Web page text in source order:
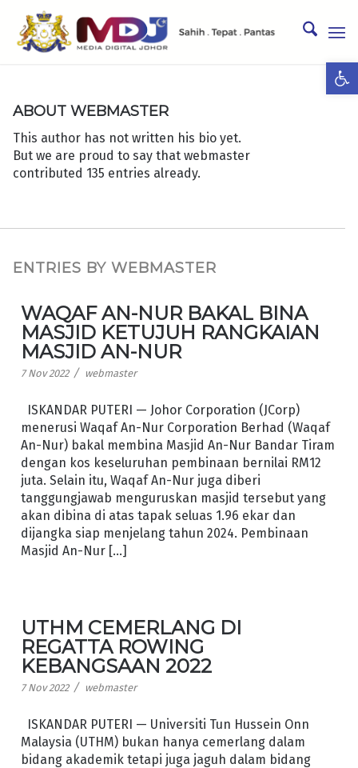
ABOUT WEBMASTER
This author has not written his bio yet.
But we are proud to say that webmaster
contributed 135 entries already.
ENTRIES BY WEBMASTER
WAQAF AN-NUR BAKAL BINA
MASJID KETUJUH RANGKAIAN
MASJID AN-NUR
7 Nov 2022 / webmaster
ISKANDAR PUTERI — Johor Corporation (JCorp)
menerusi Waqaf An-Nur Corporation Berhad (Waqaf
An-Nur) bakal membina Masjid An-Nur Bandar Tiram
dengan kos keseluruhan pembinaan bernilai RM12
juta. Selain itu, Waqaf An-Nur juga diberi
tanggungjawab menguruskan masjid tersebut yang
akan dibina di atas tapak seluas 1.96 ekar dan
dijangka siap menjelang tahun 2024. Pembinaan
Masjid An-Nur […]
UTHM CEMERLANG DI
REGATTA ROWING
KEBANGSAAN 2022
7 Nov 2022 / webmaster
ISKANDAR PUTERI — Universiti Tun Hussein Onn
Malaysia (UTHM) bukan hanya cemerlang dalam
bidang akademik tetapi juga jaguh dalam bidang